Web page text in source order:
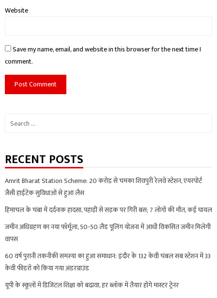
Website
Save my name, email, and website in this browser for the next time I
comment.
Search
RECENT POSTS
Amrit Bharat Station Scheme: 20 करोड़ से चमका शिवपुरी रेलवे स्टेशन, एयरपोर्ट
जैसी हाईटेक सुविधाओं से हुआ लैस
हिमाचल के चंबा में दर्दनाक हादसा, पहाड़ी से सड़क पर गिरी बस; 7 लोगों की मौत, कई घायल
जमीन अधिग्रहण का नया फॉर्मूला, 50-50 लैंड पूलिंग योजना में आधी विकसित जमीन मिलेगी
वापस
60 वर्ष पुरानी तकनीकी समस्या का हुआ समाधान: इंदौर के 132 केवी चंबल सब स्टेशन में 33
केवी फीडरों को किया गया अंडरग्राउंड
यूपी के स्कूलों में डिजिटल शिक्षा को बढ़ावा, हर ब्लॉक में तैयार होंगे मास्टर ट्रेनर